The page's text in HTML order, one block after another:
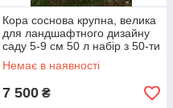
Кора соснова крупна, велика
для ландшафтного дизайну
саду 5-9 см 50 л набір з 50-ти
мішків
Немає в наявності
7 500 ₴